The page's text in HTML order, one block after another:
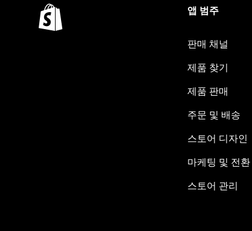
앱 범주
판매 채널
제품 찾기
제품 판매
주문 및 배송
스토어 디자인
마케팅 및 전환
스토어 관리